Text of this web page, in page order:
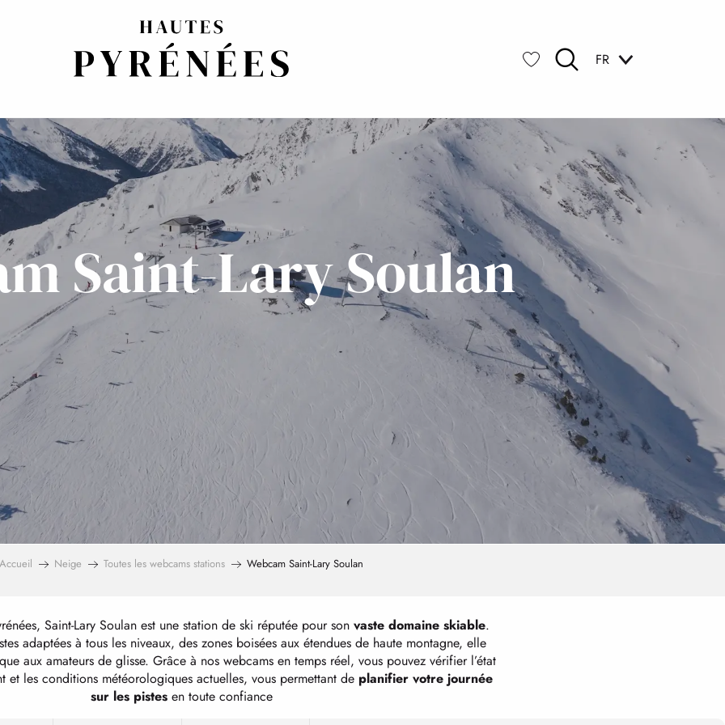
FR
Saint-Lary Soulan
Accueil Neige Toutes les webcams stations Webcam Saint-Lary Soulan
Saint-Lary Soulan est une station de ski réputée pour son vaste domaine skiable.
adaptées à tous les niveaux, des zones boisées aux étendues de haute montagne, elle
aux amateurs de glisse. Grâce à nos webcams en temps réel, vous pouvez vérifier l’état
et les conditions météorologiques actuelles, vous permettant de planifier votre journée
sur les pistesen toute confiance